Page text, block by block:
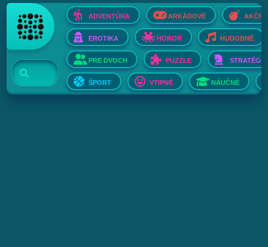
ADVENTÚRA ARKÁDOVÉ AKČNÉ
EROTIKA HOROR HUDOBNÉ
PRE DVOCH PUZZLE STRATÉGIE
ŠPORT VTIPNÉ NÁUČNÉ